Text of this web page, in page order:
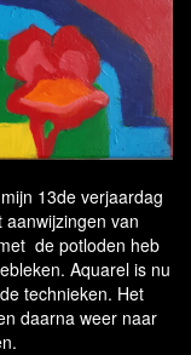
13de verjaardag
van
de potloden heb
Aquarel is nu
technieken. Het
daarna weer naar